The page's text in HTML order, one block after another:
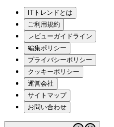
ITトレンドとは
ご利用規約
レビューガイドライン
編集ポリシー
プライバシーポリシー
クッキーポリシー
運営会社
サイトマップ
お問い合わせ